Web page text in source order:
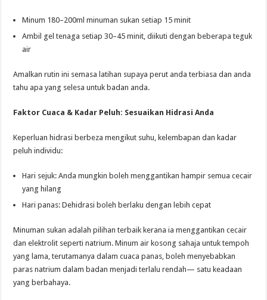
Minum 180–200ml minuman sukan setiap 15 minit
Ambil gel tenaga setiap 30–45 minit, diikuti dengan beberapa teguk
air
Amalkan rutin ini semasa latihan supaya perut anda terbiasa dan anda
tahu apa yang selesa untuk badan anda.
Faktor Cuaca & Kadar Peluh: Sesuaikan Hidrasi Anda
Keperluan hidrasi berbeza mengikut suhu, kelembapan dan kadar
peluh individu:
Hari sejuk: Anda mungkin boleh menggantikan hampir semua cecair
yang hilang
Hari panas: Dehidrasi boleh berlaku dengan lebih cepat
Minuman sukan adalah pilihan terbaik kerana ia menggantikan cecair
dan elektrolit seperti natrium. Minum air kosong sahaja untuk tempoh
yang lama, terutamanya dalam cuaca panas, boleh menyebabkan
paras natrium dalam badan menjadi terlalu rendah— satu keadaan
yang berbahaya.